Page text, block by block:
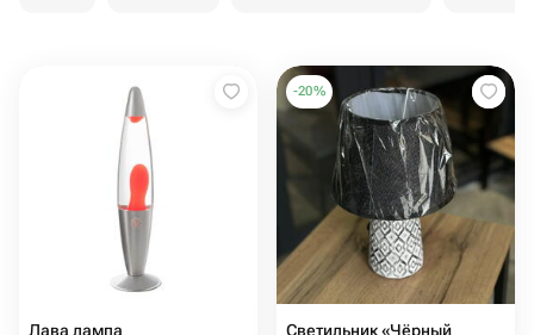
Лава лампа
-20%
Светильник «Чёрный